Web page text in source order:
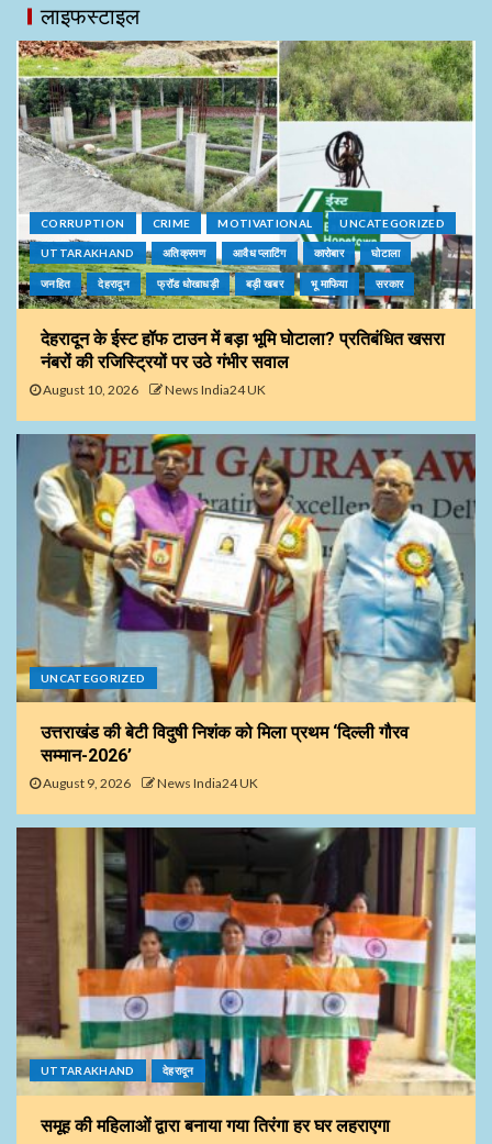
लाइफस्टाइल
CORRUPTION CRIME MOTIVATIONAL UNCATEGORIZED
UTTARAKHAND अतिक्रमण आवैध प्लाटिंग कारोबार घोटाला
जनहित देहरादून फ्रॉड धोखाधड़ी बड़ी खबर भू माफिया सरकार
देहरादून के ईस्ट हॉफ टाउन में बड़ा भूमि घोटाला? प्रतिबंधित खसरा
नंबरों की रजिस्ट्रियों पर उठे गंभीर सवाल
August 10, 2026 News India24 UK
UNCATEGORIZED
उत्तराखंड की बेटी विदुषी निशंक को मिला प्रथम ‘दिल्ली गौरव
सम्मान-2026’
August 9, 2026 News India24 UK
UTTARAKHAND देहरादून
समूह की महिलाओं द्वारा बनाया गया तिरंगा हर घर लहराएगा